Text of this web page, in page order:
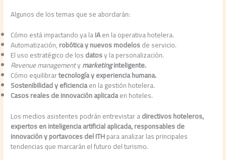
Algunos de los temas que se abordarán:
Cómo está impactando ya laIAen la operativa hotelera.
Automatización,robótica y nuevos modelosde servicio.
El uso estratégico de losdatosy la personalización.
Revenue managementymarketinginteligente.
Cómo equilibrartecnología y experiencia humana.
Sostenibilidad y eficienciaen la gestión hotelera.
Casos reales de innovación aplicadaen hoteles.
Los medios asistentes podrán entrevistar adirectivos hoteleros,
expertos en inteligencia artificial aplicada, responsables de
innovación y portavoces del ITHpara analizar las principales
tendencias que marcarán el futuro del turismo.